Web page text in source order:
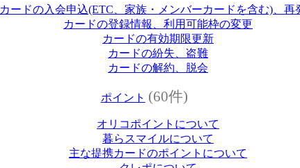
カードの入会申込(ETC、家族・メンバーカードを含む)、再
カードの登録情報、利用可能枠の変更
カードの有効期限更新
カードの紛失、盗難
カードの解約、脱会
ポイント (60件)
オリコポイントについて
暮らスマイルについて
主な提携カードのポイントについて